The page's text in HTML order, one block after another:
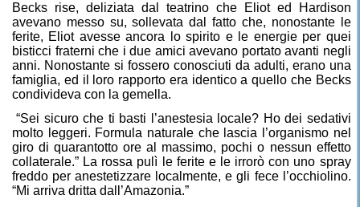
Becks rise, deliziata dal teatrino che Eliot ed Hardison
avevano messo su, sollevata dal fatto che, nonostante le
ferite, Eliot avesse ancora lo spirito e le energie per quei
bisticci fraterni che i due amici avevano portato avanti negli
anni. Nonostante si fossero conosciuti da adulti, erano una
famiglia, ed il loro rapporto era identico a quello che Becks
condivideva con la gemella.
“Sei sicuro che ti basti l’anestesia locale? Ho dei sedativi
molto leggeri. Formula naturale che lascia l’organismo nel
giro di quarantotto ore al massimo, pochi o nessun effetto
collaterale.” La rossa pulì le ferite e le irrorò con uno spray
freddo per anestetizzare localmente, e gli fece l’occhiolino.
“Mi arriva dritta dall’Amazonia.”